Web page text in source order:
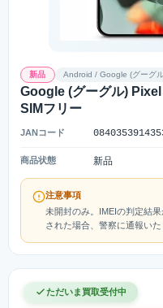
新品 Android / Google (グーグ
Google (グーグル)
SIMフリー
JANコード
商品状態 新品
注意事項
未開封のみ。IMEIの判定結
された場合、警察に通報いた
ただいま買取受付中